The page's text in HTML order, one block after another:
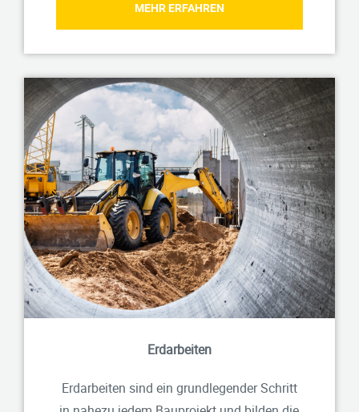
MEHR ERFAHREN
Erdarbeiten
Erdarbeiten sind ein grundlegender Schritt